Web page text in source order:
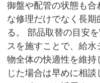
御盤や配管の状態も
な修理だけでなく長
る。 部品取替の目安
スを施すことで、給
物全体の快適性を維
じた場合は早めに相